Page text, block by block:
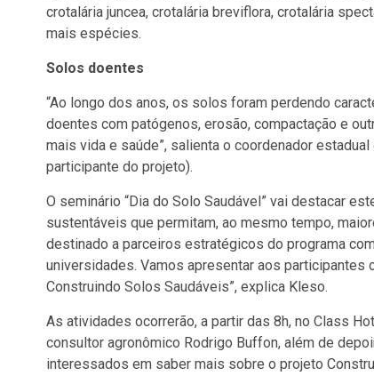
crotalária juncea, crotalária breviflora, crotalária
mais espécies.
Solos doentes
“Ao longo dos anos, os solos foram perdendo
doentes com patógenos, erosão, compactação e
mais vida e saúde”, salienta o coordenador
participante do projeto).
O seminário “Dia do Solo Saudável” vai destacar
sustentáveis que permitam, ao mesmo tempo,
destinado a parceiros estratégicos do programa
universidades. Vamos apresentar aos
Construindo Solos Saudáveis”, explica Kleso.
As atividades ocorrerão, a partir das 8h, no Class
consultor agronômico Rodrigo Buffon, além de
interessados em saber mais sobre o projeto